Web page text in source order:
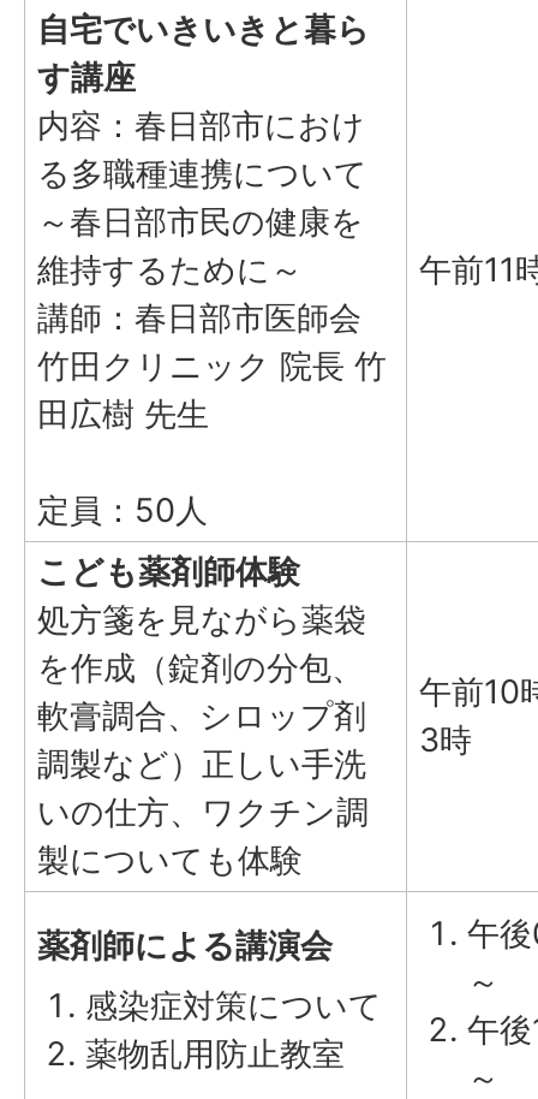
自宅でいきいきと暮ら
す講座
内容：春日部市におけ
る多職種連携について
～春日部市民の健康を
維持するために～
講師：春日部市医師会
竹田クリニック 院長 竹
田広樹 先生
定員：50人
午前11
こども薬剤師体験
処方箋を見ながら薬袋
を作成（錠剤の分包、
軟膏調合、シロップ剤
調製など）正しい手洗
いの仕方、ワクチン調
製についても体験
午前10
3時
薬剤師による講演会
感染症対策について
薬物乱用防止教室
午
～
午
～